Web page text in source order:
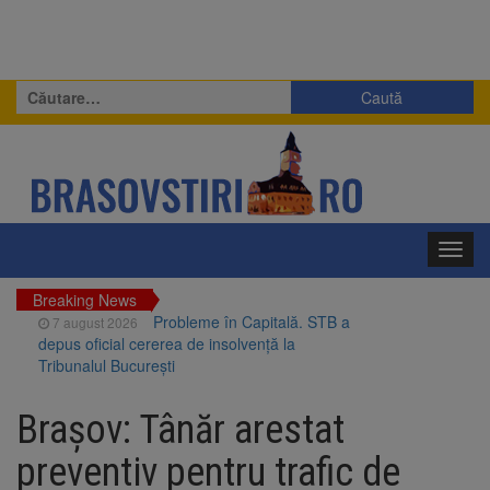
Caută
după:
Breaking News
7 august 2026
Probleme în Capitală. STB a
depus oficial cererea de insolvență la
Tribunalul București
limitări de consum pentru marii consumatori
de energie
7 august 2026
FIDELIS VIII: Investiții în lei și
euro, cu dobânzi neimpozabile de până la
Brașov: Tânăr arestat
preventiv pentru trafic de